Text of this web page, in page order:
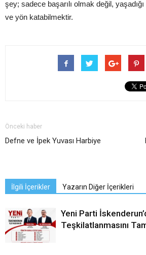
şey; sadece başarılı olmak değil,
ve yön katabilmektir.
Önceki haber
Defne ve İpek Yuvası Harbiye
İlgili İçerikler Yazarın Diğer İçerikleri
Yeni Parti
Teşkilatlanmasını